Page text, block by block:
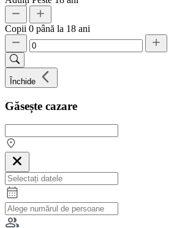
Copii 0 până la 18 ani
Închide
Găsește cazare